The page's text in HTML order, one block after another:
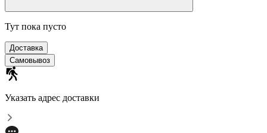
Тут пока пусто
Доставка
Самовывоз
Указать адрес доставки